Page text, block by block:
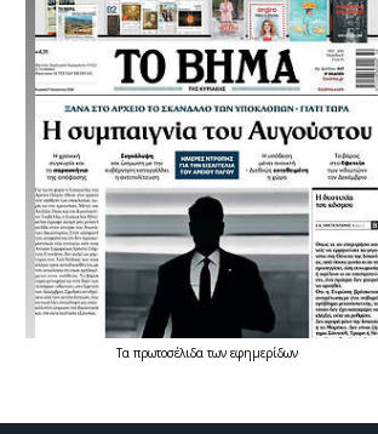
Τα πρωτοσέλιδατων εφημερίδων